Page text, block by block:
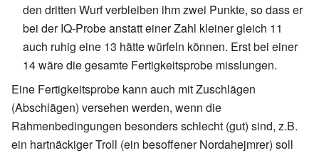
den dritten Wurf verbleiben ihm zwei Punkte, so dass er
bei der IQ-Probe anstatt einer Zahl kleiner gleich 11
auch ruhig eine 13 hätte würfeln können. Erst bei einer
14 wäre die gesamte Fertigkeitsprobe misslungen.
Eine Fertigkeitsprobe kann auch mit Zuschlägen
(Abschlägen) versehen werden, wenn die
Rahmenbedingungen besonders schlecht (gut) sind, z.B.
ein hartnäckiger Troll (ein besoffener Nordahejmrer) soll